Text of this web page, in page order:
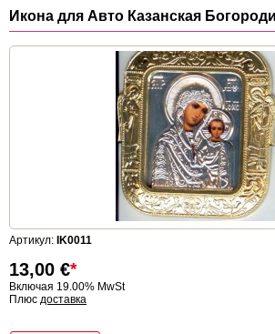
Икона для Авто Казанская
Артикул: IK0011
13,00 €*
Включая 19.00% MwSt
Плюс доставка